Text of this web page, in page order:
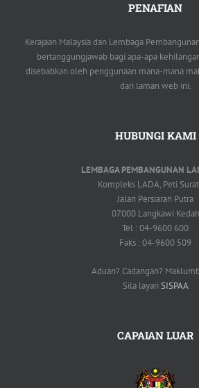
PENAFIAN
Kerajaan Malaysia dan Lembaga
bertanggungjawab bagi apa-apa
disebabkan oleh penggunaan mana-mana
dari laman web ini.
HUBUNGI KAMI
LEMBAGA PEMBANGUNAN
Kompleks LADA, Peti
Jalan Persiaran Putra
07000 Langkawi Kedah
Tel : 04-9600 600
Faks : 04-9600 509
Aduan? Cadangan?
Sila layari SISPAA
CAPAIAN LUAR